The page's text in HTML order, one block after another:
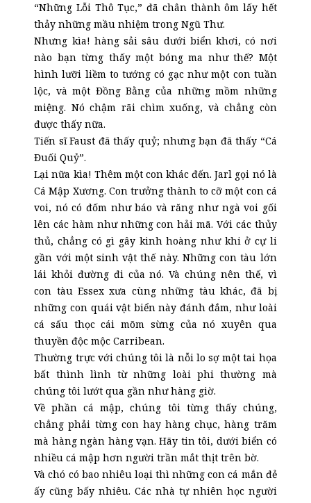
“Những Lỗi Thô Tục,” đã chân thành ôm lấy hết
thảy những mầu nhiệm trong Ngũ Thư.
Nhưng kìa! hàng sải sâu dưới biển khơi, có nơi
nào bạn từng thấy một bóng ma như thế? Một
hình lưỡi liềm to tướng có gạc như một con tuần
lộc, và một Đồng Bằng của những mồm những
miệng. Nó chậm rãi chìm xuống, và chẳng còn
được thấy nữa.
Tiến sĩ Faust đã thấy quỷ; nhưng bạn đã thấy “Cá
Đuối Quỷ”.
Lại nữa kìa! Thêm một con khác đến. Jarl gọi nó là
Cá Mập Xương. Con trưởng thành to cỡ một con cá
voi, nó có đốm như báo và răng như ngà voi gối
lên các hàm như những con hải mã. Với các thủy
thủ, chẳng có gì gây kinh hoàng như khi ở cự li
gần với một sinh vật thế này. Những con tàu lớn
lái khỏi đường đi của nó. Và chúng nên thế, vì
con tàu Essex xưa cùng những tàu khác, đã bị
những con quái vật biển này đánh đắm, như loài
cá sấu thọc cái mõm sừng của nó xuyên qua
thuyền độc mộc Carribean.
Thường trực với chúng tôi là nỗi lo sợ một tai họa
bất thình lình từ những loài phi thường mà
chúng tôi lướt qua gần như hàng giờ.
Về phần cá mập, chúng tôi từng thấy chúng,
chẳng phải từng con hay hàng chục, hàng trăm
mà hàng ngàn hàng vạn. Hãy tin tôi, dưới biển có
nhiều cá mập hơn người trần mắt thịt trên bờ.
Và chó có bao nhiêu loại thì những con cá mắn đẻ
ấy cũng bấy nhiêu. Các nhà tự nhiên học người